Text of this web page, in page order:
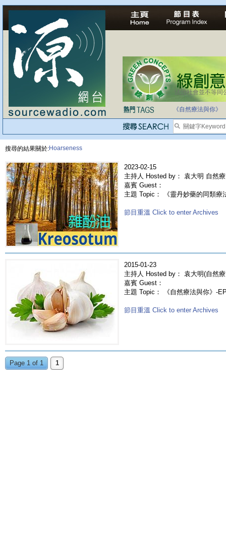
法治社會並不等同
自家教育合法化-
《自然療法與你》
搜尋的結果關於:Hoarseness
2023-02-15
主持人 Hosted by： 袁大明 自然
嘉賓 Guest：
主題 Topic： 《靈丹妙藥的同類
節目重溫 Click to enter Archives
2015-01-23
主持人 Hosted by： 袁大明(自然
嘉賓 Guest：
主題 Topic： 《自然療法與你》-
節目重溫 Click to enter Archives
Page 1 of 1 1